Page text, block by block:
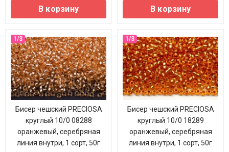
В корзину В корзину
Бисер чешский PRECIOSA
круглый 10/0 08288
оранжевый, серебряная
линия внутри, 1 сорт, 50г
Бисер чешский PRECIOSA
круглый 10/0 18289
оранжевый, серебряная
линия внутри, 1 сорт, 50г